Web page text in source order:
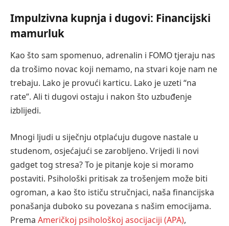
Impulzivna kupnja i dugovi: Financijski
mamurluk
Kao što sam spomenuo, adrenalin i FOMO tjeraju nas
da trošimo novac koji nemamo, na stvari koje nam ne
trebaju. Lako je provući karticu. Lako je uzeti “na
rate”. Ali ti dugovi ostaju i nakon što uzbuđenje
izblijedi.
Mnogi ljudi u siječnju otplaćuju dugove nastale u
studenom, osjećajući se zarobljeno. Vrijedi li novi
gadget tog stresa? To je pitanje koje si moramo
postaviti. Psihološki pritisak za trošenjem može biti
ogroman, a kao što ističu stručnjaci, naša financijska
ponašanja duboko su povezana s našim emocijama.
Prema Američkoj psihološkoj asocijaciji (APA),